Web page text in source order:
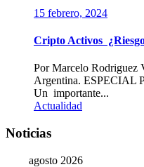
15 febrero, 2024
Cripto Activos
Por Marcelo Rodriguez
Argentina. ESPECIAL
Un importante...
Actualidad
Noticias
agosto 2026